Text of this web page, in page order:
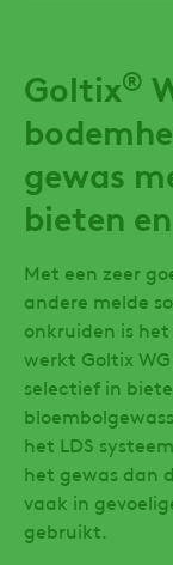
Goltix®
gewas
bieten
Met een zeer
andere melde
onkruiden is
werkt Goltix
selectief in
het LDS
het gewas dan
vaak in
gebruikt.